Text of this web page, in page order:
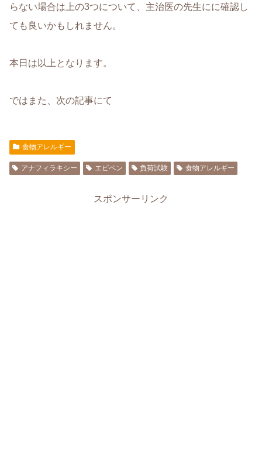
らない場合は上の3つについて、主治医の先生にに確認し
ても良いかもしれません。
本日は以上となります。
ではまた、次の記事にて
食物アレルギー
アナフィラキシー エピペン 負荷試験 食物アレルギー
スポンサーリンク